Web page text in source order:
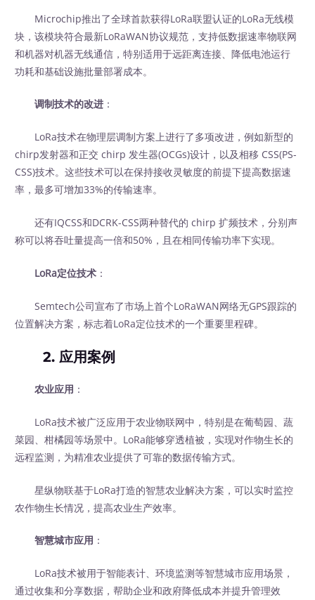
Microchip推出了全球首款获得LoRa联盟认证的LoRa无线模
块，该模块符合最新LoRaWAN协议规范，支持低数据速率物联网
和机器对机器无线通信，特别适用于远距离连接、降低电池运行
功耗和基础设施批量部署成本。
调制技术的改进 ：
LoRa技术在物理层调制方案上进行了多项改进，例如新型的
chirp发射器和正交 chirp 发生器(OCGs)设计，以及相移 CSS(PS-
CSS)技术。这些技术可以在保持接收灵敏度的前提下提高数据速
率，最多可增加33%的传输速率。
还有IQCSS和DCRK-CSS两种替代的 chirp 扩频技术，分别声
称可以将吞吐量提高一倍和50%，且在相同传输功率下实现。
LoRa定位技术 ：
Semtech公司宣布了市场上首个LoRaWAN网络无GPS跟踪的
位置解决方案，标志着LoRa定位技术的一个重要里程碑。
2. 应用案例
农业应用 ：
LoRa技术被广泛应用于农业物联网中，特别是在葡萄园、蔬
菜园、柑橘园等场景中。LoRa能够穿透植被，实现对作物生长的
远程监测，为精准农业提供了可靠的数据传输方式。
星纵物联基于LoRa打造的智慧农业解决方案，可以实时监控
农作物生长情况，提高农业生产效率。
智慧城市应用 ：
LoRa技术被用于智能表计、环境监测等智慧城市应用场景，
通过收集和分享数据，帮助企业和政府降低成本并提升管理效